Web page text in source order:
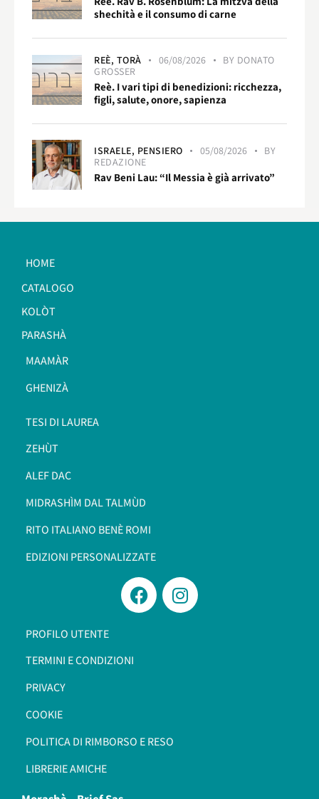
shechità e il consumo di carne
REÈ, TORÀ 06/08/2026 BY DONATO
GROSSER
Reè. I vari tipi di benedizioni: ricchezza,
figli, salute, onore, sapienza
ISRAELE, PENSIERO 05/08/2026
BY
REDAZIONE
Rav Beni Lau: “Il Messia è già arrivato”
HOME
CATALOGO
KOLÒT
PARASHÀ
MAAMÀR
GHENIZÀ
TESI DI LAUREA
ZEHÙT
ALEF DAC
MIDRASHÌM DAL TALMÙD
RITO ITALIANO BENÈ ROMI​
EDIZIONI PERSONALIZZATE
PROFILO UTENTE
TERMINI E CONDIZIONI
PRIVACY
COOKIE
POLITICA DI RIMBORSO E RESO
LIBRERIE AMICHE